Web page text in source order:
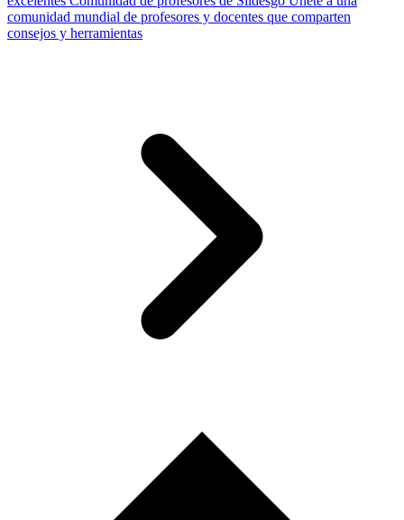
comunidad mundial de profesores y docentes que comparten
consejos y herramientas